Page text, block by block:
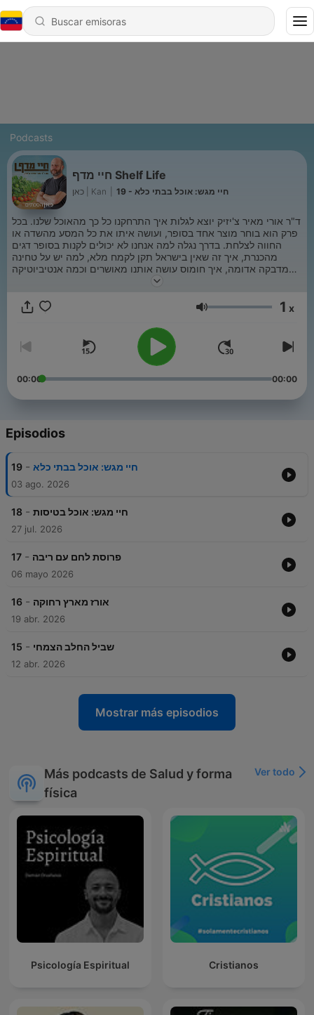
Podcasts
חיי מדף Shelf Life
כאן | Kan 19 - חיי מגש: אוכל בבתי כלא
ד"ר אורי מאיר צ'יזיק יוצא לגלות איך התרחקנו כל כך מהאוכל שלנו. בכל
פרק הוא בוחר מוצר אחד בסופר, ועושה איתו את כל המסע מהשדה או
החווה לצלחת. בדרך נגלה למה אנחנו לא יכולים לקנות בסופר דגים
מהכנרת, איך זה שאין בישראל תקן לקמח מלא, למה יש על טחינה
מדבקה אדומה, איך חומוס עושה אותנו מאושרים וכמה אנטיביוטיקה
באמת יש בעוף שלנו. סיבוב הקניות הבא כבר לא ייראה לכם אותו דבר
Volumen 1 x
00:00 00:00
Episodios
19 - חיי מגש: אוכל בבתי כלא
03 ago. 2026
18 - חיי מגש: אוכל בטיסות
27 jul. 2026
17 - פרוסת לחם עם ריבה
06 mayo 2026
16 - אורז מארץ רחוקה
19 abr. 2026
15 - שביל החלב הצמחי
12 abr. 2026
Mostrar más episodios
Más podcasts de Salud y forma
física
Ver todo
Psicología Espiritual Cristianos